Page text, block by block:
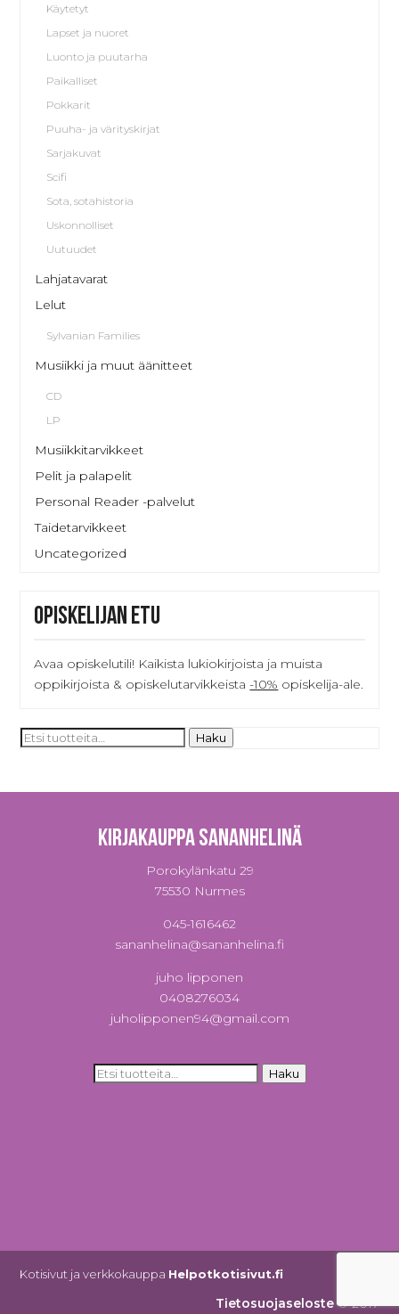
Käytetyt
Lapset ja nuoret
Luonto ja puutarha
Paikalliset
Pokkarit
Puuha- ja värityskirjat
Sarjakuvat
Scifi
Sota, sotahistoria
Uskonnolliset
Uutuudet
Lahjatavarat
Lelut
Sylvanian Families
Musiikki ja muut äänitteet
CD
LP
Musiikkitarvikkeet
Pelit ja palapelit
Personal Reader -palvelut
Taidetarvikkeet
Uncategorized
Opiskelijan etu
Avaa opiskelutili! Kaikista lukiokirjoista ja muista
oppikirjoista & opiskelutarvikkeista -10% opiskelija-ale.
Etsi: Haku
Kirjakauppa Sananhelinä
Porokylänkatu 29
75530 Nurmes
045-1616462
sananhelina@sananhelina.fi
juho lipponen
0408276034
juholipponen94@gmail.com
Etsi: Haku
Kotisivut ja verkkokauppa Helpotkotisivut.fi
Tietosuojaseloste© 2017